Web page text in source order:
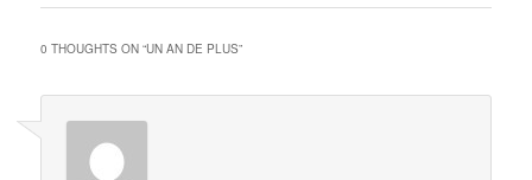
0 THOUGHTS ON “UN AN DE PLUS”